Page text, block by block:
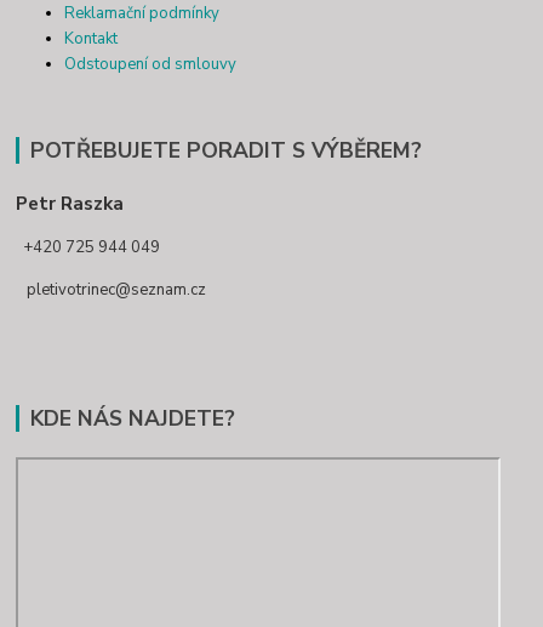
Reklamační podmínky
Kontakt
Odstoupení od smlouvy
POTŘEBUJETE PORADIT S VÝBĚREM?
Petr Raszka
+420 725 944 049
pletivotrinec@seznam.cz
KDE NÁS NAJDETE?